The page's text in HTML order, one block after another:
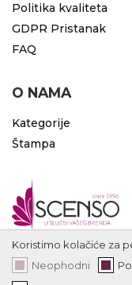
Politika kvaliteta
GDPR Pristanak
FAQ
O NAMA
Kategorije
Štampa
Koristimo kolačiće za
Neophodni